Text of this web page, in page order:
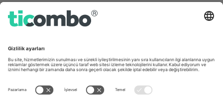
Ofisler ve Destek
Unter den Linden 24, 10117
Berlin, Germany
London, EC1V 1AW, United
Kingdom
United States
Switzerland